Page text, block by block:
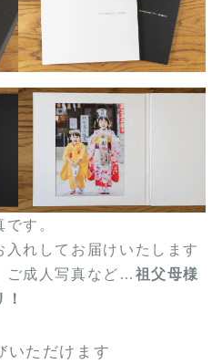
す。
れしてお届けいたします
ご成人写真など… 祖父母様
いただけます